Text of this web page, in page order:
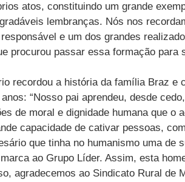
atos, constituindo um grande
lembranças. Nós nos
e um dos grandes
procurou passar essa formação para
recordou a história da família Braz e
“Nosso pai aprendeu, desde
de moral e dignidade humana que o
capacidade de cativar pessoas,
que tinha no humanismo uma de
ao Grupo Líder. Assim, esta
agradecemos ao Sindicato Rural de